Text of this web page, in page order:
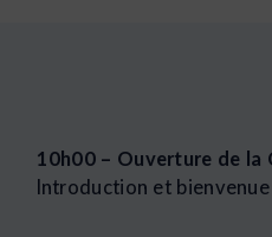
10h00 – Ouverture de la
Introduction et